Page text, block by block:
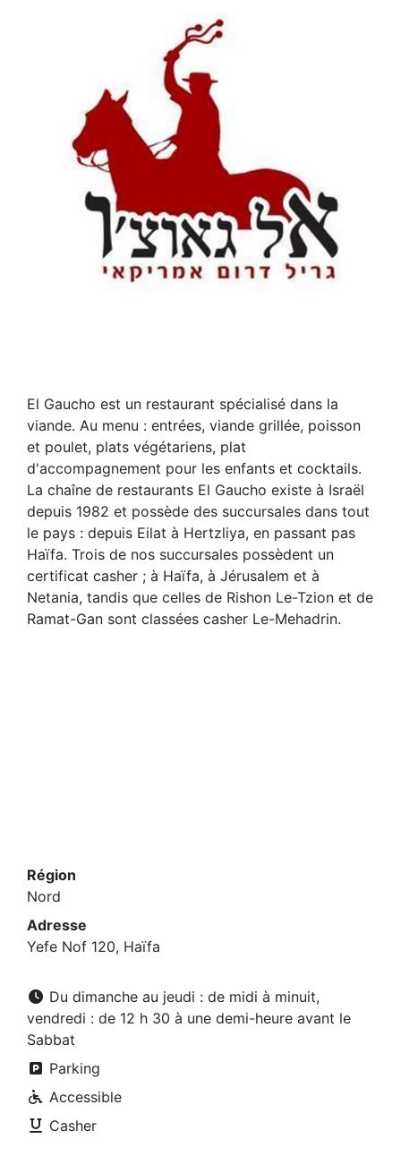
El Gaucho est un restaurant spécialisé dans la
viande. Au menu : entrées, viande grillée, poisson
et poulet, plats végétariens, plat
d'accompagnement pour les enfants et cocktails.
La chaîne de restaurants El Gaucho existe à Israël
depuis 1982 et possède des succursales dans tout
le pays : depuis Eilat à Hertzliya, en passant pas
Haïfa. Trois de nos succursales possèdent un
certificat casher ; à Haïfa, à Jérusalem et à
Netania, tandis que celles de Rishon Le-Tzion et de
Ramat-Gan sont classées casher Le-Mehadrin.
Région
Nord
Adresse
Yefe Nof 120, Haïfa
Du dimanche au jeudi : de midi à minuit,
vendredi : de 12 h 30 à une demi-heure avant le
Sabbat
Parking
Accessible
Casher